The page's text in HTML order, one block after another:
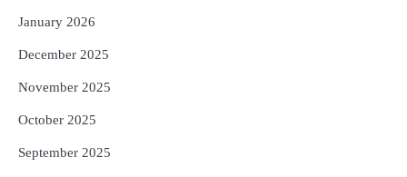
January 2026
December 2025
November 2025
October 2025
September 2025